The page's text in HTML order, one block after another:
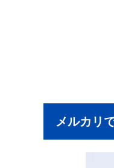
メルカリ